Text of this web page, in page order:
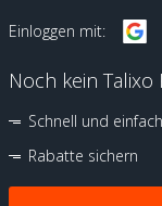
Einloggen mit:
Noch kein Talixo
Schnell und
Rabatte sichern